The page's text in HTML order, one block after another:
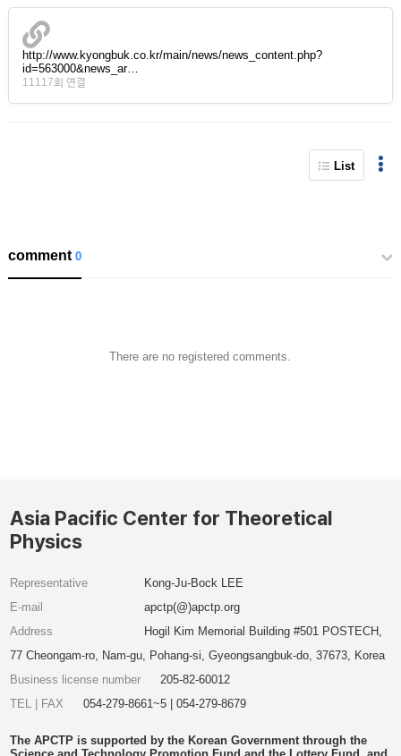
http://www.kyongbuk.co.kr/main/news/news_content.php?
id=563000&news_ar…
11117회 연결
List
comment0
There are no registered comments.
Asia Pacific Center for Theoretical
Physics
Representative
Kong-Ju-Bock LEE
E-mail
apctp(@)apctp.org
Address
Hogil Kim Memorial Building #501 POSTECH,
77 Cheongam-ro, Nam-gu, Pohang-si, Gyeongsangbuk-do, 37673, Korea
Business license number
205-82-60012
TEL | FAX
054-279-8661~5 | 054-279-8679
The APCTP is supported by the Korean Government through the